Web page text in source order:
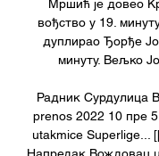
Мршић је довео
вођство у 19.
дуплирао Ђорђе
минуту. Вељко
Радник Сурдулица
prenos 2022 10 пре
utakmice Superlige...